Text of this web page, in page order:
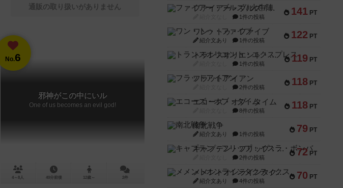
通販の取り扱いがありません
No.6
邪神がこの中にいル
One of us becomes an evil god!
4～8人 40分前後 12歳～ 2件
141 PT
ファイアー・ブルズ / 火牛陣
1件の投稿
122 PT
ワン・トゥ・ファイブ
紹介文あり 1件の投稿
119 PT
トランスオリエント・エクスプレス
1件の投稿
118 PT
フラットアイアン
2件の投稿
118 PT
エコーズ・オブ・タイム
8件の投稿
79 PT
南北戦争
紹介文あり 1件の投稿
72 PT
キャプテン・フリップ：イスラ・ボンバ
2件の投稿
70 PT
メメントオンラインタクティクス
紹介文あり 4件の投稿